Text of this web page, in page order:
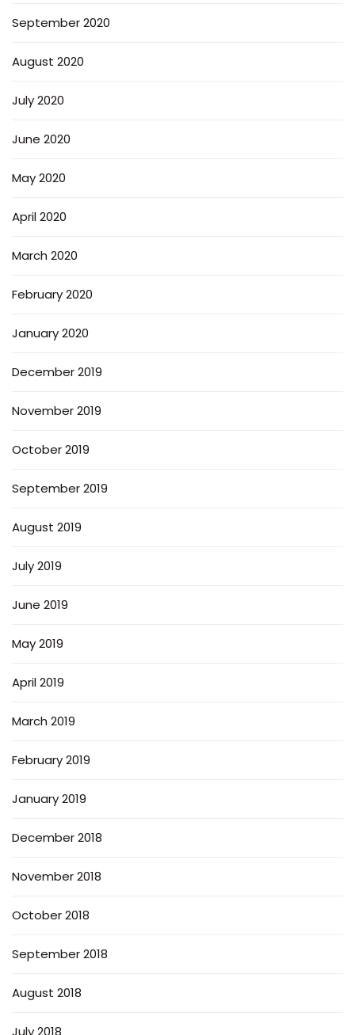
September 2020
August 2020
July 2020
June 2020
May 2020
April 2020
March 2020
February 2020
January 2020
December 2019
November 2019
October 2019
September 2019
August 2019
July 2019
June 2019
May 2019
April 2019
March 2019
February 2019
January 2019
December 2018
November 2018
October 2018
September 2018
August 2018
July 2018